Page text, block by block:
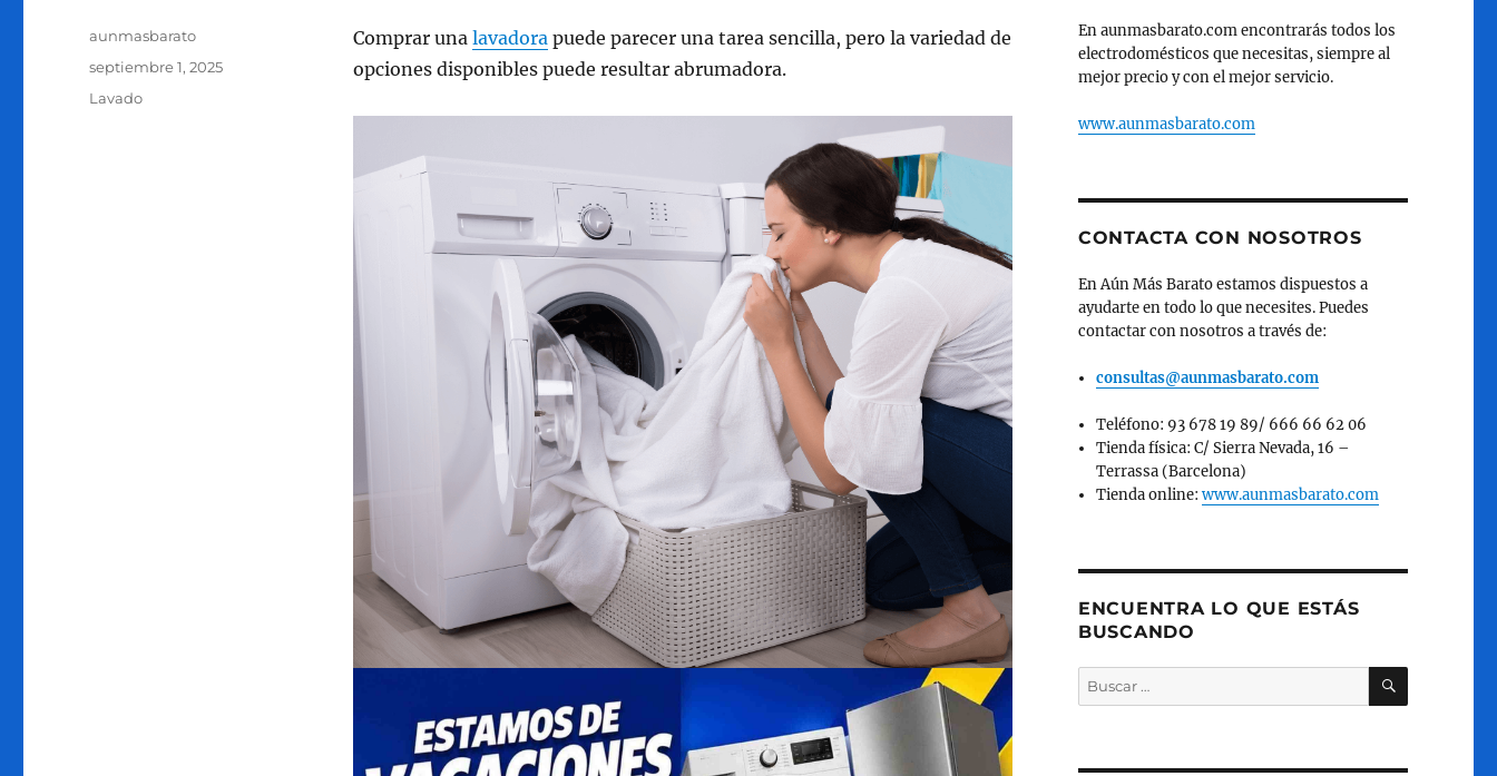
Comprar una lavadorapuede parecer una tarea sencilla, pero la variedad de
opciones disponibles puede resultar abrumadora.
Autor
aunmasbarato
Publicado
septiembre 1, 2025
Categorías
Lavado
En aunmasbarato.com encontrarás todos los
electrodomésticos que necesitas, siempre al
mejor precio y con el mejor servicio.
www.aunmasbarato.com
CONTACTA CON NOSOTROS
En Aún Más Barato estamos dispuestos a
ayudarte en todo lo que necesites. Puedes
contactar con nosotros a través de:
consultas@aunmasbarato.com
Teléfono: 93 678 19 89/ 666 66 62 06
Tienda física: C/ Sierra Nevada, 16 –
Terrassa (Barcelona)
Tienda online:www.aunmasbarato.com
ENCUENTRA LO QUE ESTÁS
BUSCANDO
Buscar
por:
BUSCAR